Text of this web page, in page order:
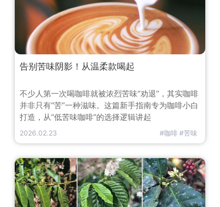
告别苦味阴影！从温柔款喝起
不少人第一次喝咖啡就被浓烈苦味“劝退”，其实咖啡
并非只有“苦”一种滋味。这篇新手指南专为咖啡小白
打造，从“低苦味咖啡”的选择逻辑讲起
2026.02.23 #咖啡#苦味